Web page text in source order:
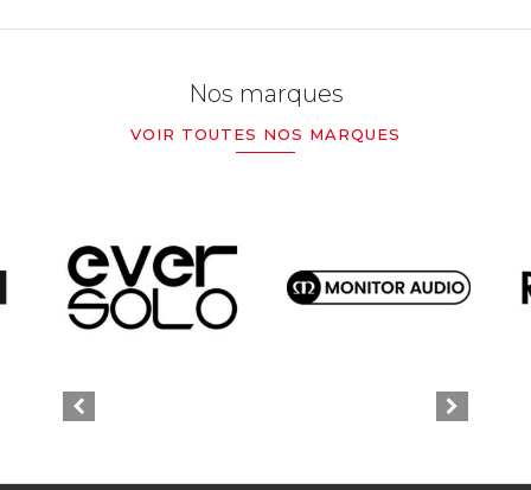
Nos marques
VOIR TOUTES NOS MARQUES